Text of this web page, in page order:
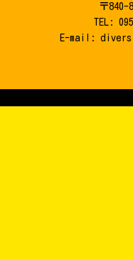
〒840-
TEL:
E-mail: